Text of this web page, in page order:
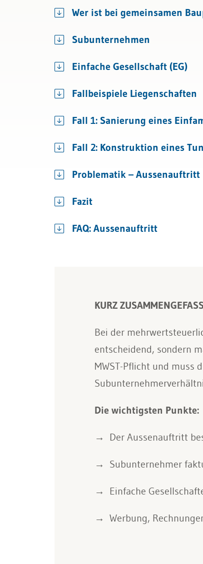
Bau & ImmobilienRechnungslegung und
Rechnungswesen
Steuern
Wer ist bei gemeinsamen
Subunternehmen
Einfache Gesellschaft (EG)
Fallbeispiele Liegenschaften
Fall 1: Sanierung eines
Fall 2: Konstruktion eines
Problematik – Aussenauftritt
Fazit
FAQ: Aussenauftritt
KURZ
Bei der
entscheidend, sondern
MWST-Pflicht und muss
Die wichtigsten Punkte:
Der Aussenauftritt
Subunternehmer
Einfache
Werbung,